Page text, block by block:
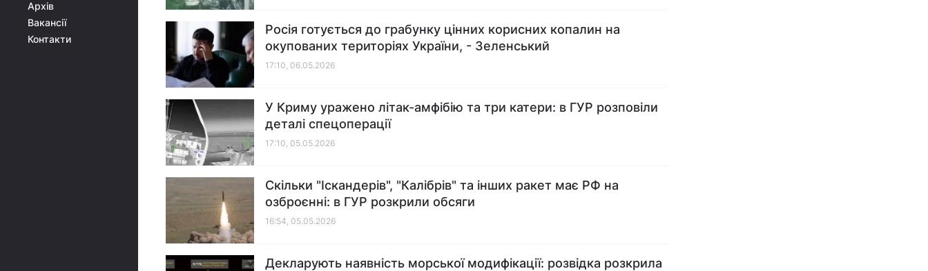
Архів
Вакансії
Контакти
Росія готується до грабунку цінних корисних копалин на
окупованих територіях України, - Зеленський
17:10, 06.05.2026
У Криму уражено літак-амфібію та три катери: в ГУР розповіли
деталі спецоперації
17:10, 05.05.2026
Скільки "Іскандерів", "Калібрів" та інших ракет має РФ на
озброєнні: в ГУР розкрили обсяги
16:54, 05.05.2026
Декларують наявність морської модифікації: розвідка розкрила